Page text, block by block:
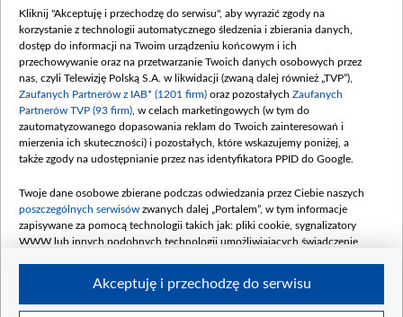
Procedura zgłoszeń wewnętrznych
Kliknij "Akceptuję i przechodzę do serwisu", aby wyrazić zgody na
korzystanie z technologii automatycznego śledzenia i zbierania danych,
dostęp do informacji na Twoim urządzeniu końcowym i ich
przechowywanie oraz na przetwarzanie Twoich danych osobowych przez
nas, czyli Telewizję Polską S.A. w likwidacji (zwaną dalej również „TVP”),
Zaufanych Partnerów z IAB* (1201 firm) oraz pozostałych Zaufanych
Partnerów TVP (93 firm) , w celach marketingowych (w tym do
zautomatyzowanego dopasowania reklam do Twoich zainteresowań i
mierzenia ich skuteczności) i pozostałych, które wskazujemy poniżej, a
także zgody na udostępnianie przez nas identyfikatora PPID do Google.
Twoje dane osobowe zbierane podczas odwiedzania przez Ciebie naszych
poszczególnych serwisów zwanych dalej „Portalem”, w tym informacje
zapisywane za pomocą technologii takich jak: pliki cookie, sygnalizatory
WWW lub innych podobnych technologii umożliwiających świadczenie
Akceptuję i przechodzę do serwisu